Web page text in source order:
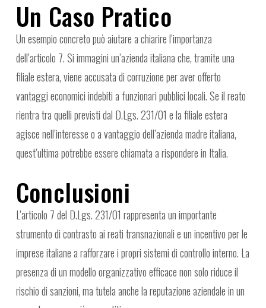
Un Caso Pratico
Un esempio concreto può aiutare a chiarire l’importanza
dell’articolo 7. Si immagini un’azienda italiana che, tramite una
filiale estera, viene accusata di corruzione per aver offerto
vantaggi economici indebiti a funzionari pubblici locali. Se il reato
rientra tra quelli previsti dal D.Lgs. 231/01 e la filiale estera
agisce nell’interesse o a vantaggio dell’azienda madre italiana,
quest’ultima potrebbe essere chiamata a rispondere in Italia.
Conclusioni
L’articolo 7 del D.Lgs. 231/01 rappresenta un importante
strumento di contrasto ai reati transnazionali e un incentivo per le
imprese italiane a rafforzare i propri sistemi di controllo interno. La
presenza di un modello organizzativo efficace non solo riduce il
rischio di sanzioni, ma tutela anche la reputazione aziendale in un